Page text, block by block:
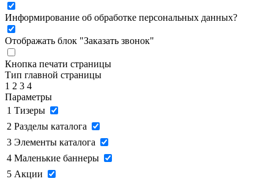
Информирование об обработке персональных данных?
Отображать блок "Заказать звонок"
Кнопка печати страницы
Тип главной страницы
1 2 3 4
Параметры
1 Тизеры
2 Разделы каталога
3 Элементы каталога
4 Маленькие баннеры
5 Акции